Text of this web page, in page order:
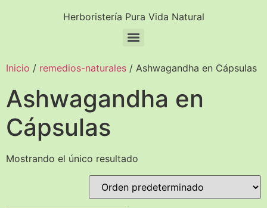
Herboristería Pura Vida Natural
Inicio / remedios-naturales / Ashwagandha en Cápsulas
Ashwagandha en
Cápsulas
Mostrando el único resultado